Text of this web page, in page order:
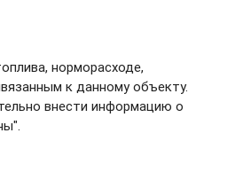
норморасходе,
к данному объекту.
внести информацию о